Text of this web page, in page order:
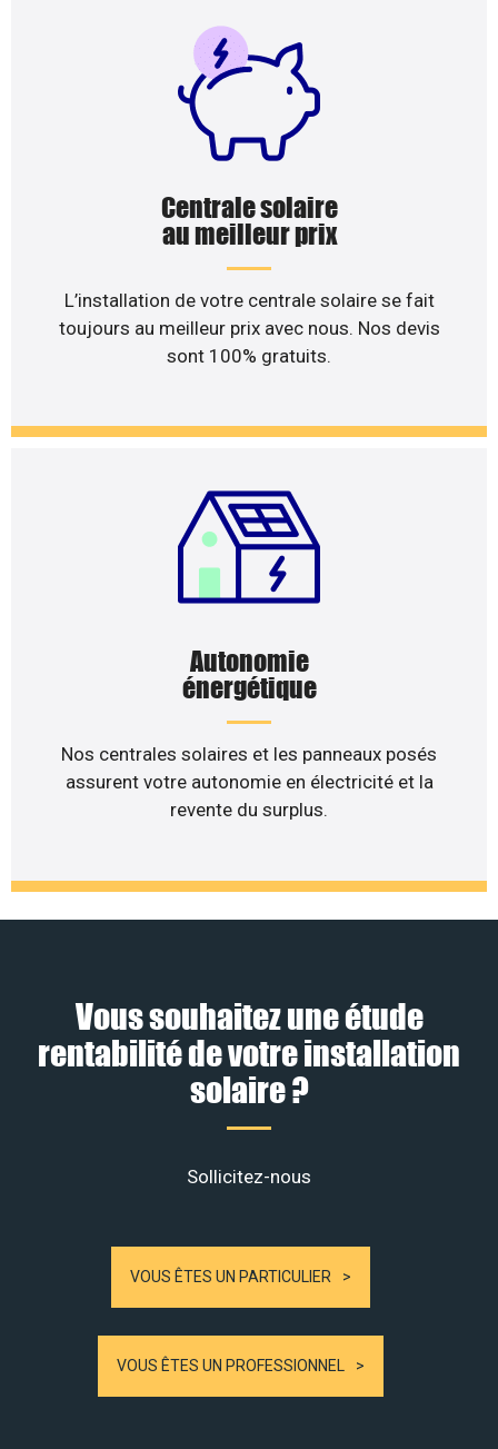
Centrale solaire
au meilleur prix
L’installation de votre centrale solaire se fait
toujours au meilleur prix avec nous. Nos devis
sont 100% gratuits.
Autonomie
énergétique
Nos centrales solaires et les panneaux posés
assurent votre autonomie en électricité et la
revente du surplus.
Vous souhaitez une étude
rentabilité de votre installation
solaire ?
Sollicitez-nous
VOUS ÊTES UN PARTICULIER
VOUS ÊTES UN PROFESSIONNEL